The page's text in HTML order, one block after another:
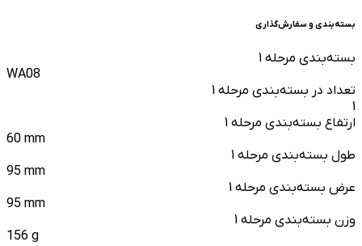
بسته‌بندی و سفارش‌گذاری
بسته‌بندی مرحله 1
WA08
تعداد در بسته‌بندی مرحله 1
1
ارتفاع بسته‌بندی مرحله 1
60 mm
طول بسته‌بندی مرحله 1
95 mm
عرض بسته‌بندی مرحله 1
95 mm
وزن بسته‌بندی مرحله 1
156 g